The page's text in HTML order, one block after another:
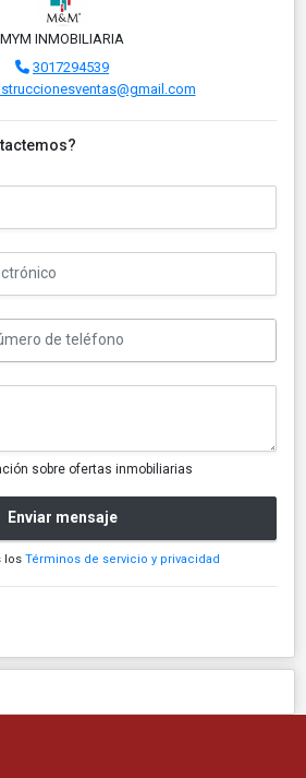
MYM INMOBILIARIA
3017294539
sobre ofertas inmobiliarias
Enviar mensaje
los Términos de servicio y privacidad